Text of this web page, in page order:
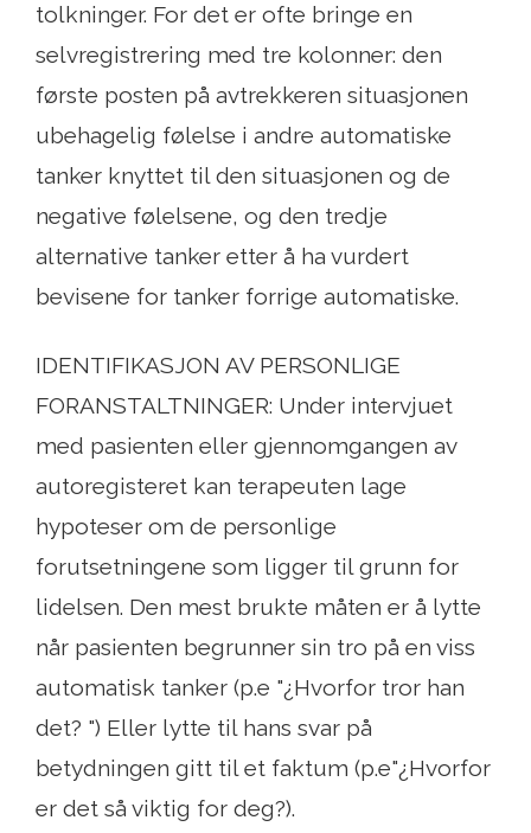
tolkninger. For det er ofte bringe en
selvregistrering med tre kolonner: den
første posten på avtrekkeren situasjonen
ubehagelig følelse i andre automatiske
tanker knyttet til den situasjonen og de
negative følelsene, og den tredje
alternative tanker etter å ha vurdert
bevisene for tanker forrige automatiske.
IDENTIFIKASJON AV PERSONLIGE
FORANSTALTNINGER: Under intervjuet
med pasienten eller gjennomgangen av
autoregisteret kan terapeuten lage
hypoteser om de personlige
forutsetningene som ligger til grunn for
lidelsen. Den mest brukte måten er å lytte
når pasienten begrunner sin tro på en viss
automatisk tanker (p.e "¿Hvorfor tror han
det? ") Eller lytte til hans svar på
betydningen gitt til et faktum (p.e"¿Hvorfor
er det så viktig for deg?).